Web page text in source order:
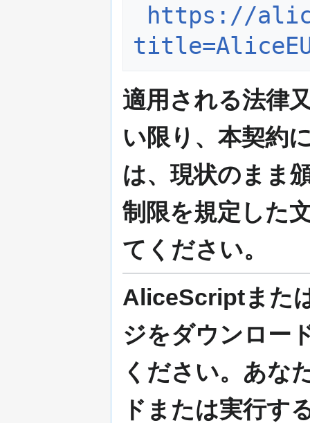
https://
適用される法律
い限り、本契約
は、現状のまま
制限を規定した
てください。
AliceScriptまた
ジをダウンロー
ください。あな
ドまたは実行す